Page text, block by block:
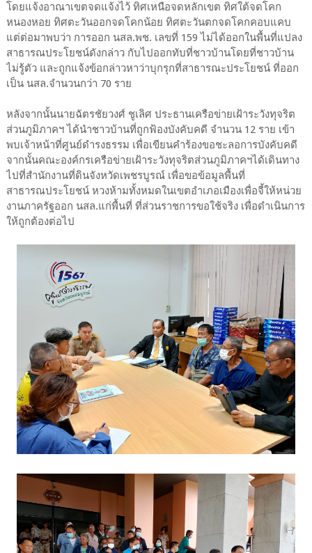
โดยแจ้งอาณาเขตจดแจ้งไว้ ทิศเหนือจดหลักเขต ทิศใต้จดโคก
หนองหอย ทิศตะวันออกจดโคกน้อย ทิศตะวันตกจดโคกคอบแคบ
แต่ต่อมาพบว่า การออก นสล.พช. เลขที่ 159 ไม่ได้ออกในพื้นที่แปลง
สาธารณประโยชน์ดังกล่าว กับไปออกทับที่ชาวบ้านโดยที่ชาวบ้าน
ไม่รู้ตัว และถูกแจ้งข้อกล่าวหาว่าบุกรุกที่สาธารณะประโยชน์ ที่ออก
เป็น นสล.จำนวนกว่า 70 ราย
หลังจากนั้นนายฉัตรชัยวงศ์ ชูเลิศ ประธานเครือข่ายเฝ้าระวังทุจริต
ส่วนภูมิภาคฯ ได้นำชาวบ้านที่ถูกฟ้องบังคับคดี จำนวน 12 ราย เข้า
พบเจ้าหน้าที่ศูนย์ดำรงธรรม เพื่อเขียนคำร้องขอชะลอการบังคับคดี
จากนั้นคณะองค์กรเครือข่ายเฝ้าระวังทุจริตส่วนภูมิภาคฯได้เดินทาง
ไปที่สำนักงานที่ดินจังหวัดเพชรบูรณ์ เพื่อขอข้อมูลพื้นที่
สาธารณประโยชน์ หวงห้ามทั้งหมดในเขตอำเภอเมืองเพื่อจี้ให้หน่วย
งานภาครัฐออก นสล.แก่พื้นที่ ที่ส่วนราชการขอใช้จริง เพื่อดำเนินการ
ให้ถูกต้องต่อไป